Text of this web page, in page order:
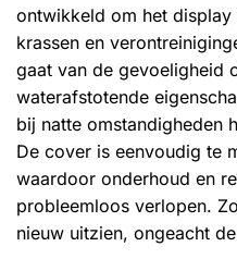
ontwikkeld om het display
krassen en
gaat van de gevoeligheid
waterafstotende
bij natte omstandigheden
De cover is eenvoudig te
waardoor onderhoud en
probleemloos verlopen.
nieuw uitzien, ongeacht